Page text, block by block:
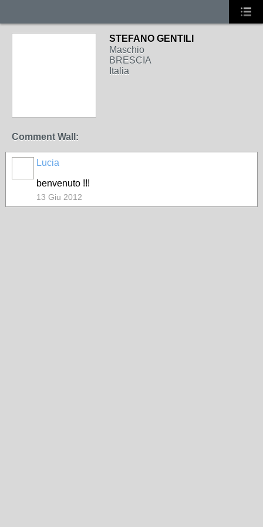
STEFANO GENTILI
Maschio
BRESCIA
Italia
Comment Wall:
Lucia
benvenuto !!!
13 Giu 2012